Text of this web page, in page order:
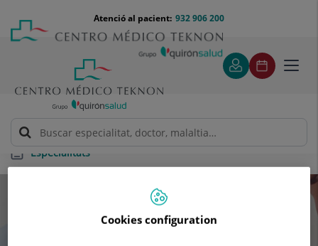
contingut
Menú
teléfono
cabecera
932 906 200
Atenció al pacient:
Especialitats
Especialitats
Cookies configuration